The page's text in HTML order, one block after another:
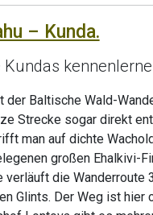
– Kunda.
der Baltische Wald-
Strecke sogar direkt
man auf dichte
großen Ehalkivi-
verläuft die Wanderroute
Glints. Der Weg ist